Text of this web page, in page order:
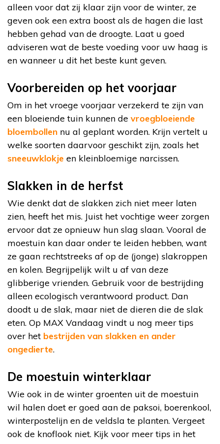
alleen voor dat zij klaar zijn voor de winter, ze
geven ook een extra boost als de hagen die last
hebben gehad van de droogte. Laat u goed
adviseren wat de beste voeding voor uw haag is
en wanneer u dit het beste kunt geven.
Voorbereiden op het voorjaar
Om in het vroege voorjaar verzekerd te zijn van
een bloeiende tuin kunnen de vroegbloeiende
bloembollen nu al geplant worden. Krijn vertelt u
welke soorten daarvoor geschikt zijn, zoals het
sneeuwklokje en kleinbloemige narcissen.
Slakken in de herfst
Wie denkt dat de slakken zich niet meer laten
zien, heeft het mis. Juist het vochtige weer zorgen
ervoor dat ze opnieuw hun slag slaan. Vooral de
moestuin kan daar onder te leiden hebben, want
ze gaan rechtstreeks af op de (jonge) slakroppen
en kolen. Begrijpelijk wilt u af van deze
glibberige vrienden. Gebruik voor de bestrijding
alleen ecologisch verantwoord product. Dan
doodt u de slak, maar niet de dieren die de slak
eten. Op MAX Vandaag vindt u nog meer tips
over het bestrijden van slakken en ander
ongedierte.
De moestuin winterklaar
Wie ook in de winter groenten uit de moestuin
wil halen doet er goed aan de paksoi, boerenkool,
winterpostelijn en de veldsla te planten. Vergeet
ook de knoflook niet. Kijk voor meer tips in het